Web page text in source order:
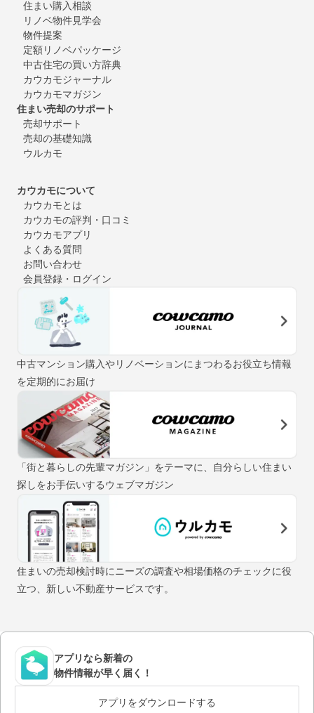
住まい購入相談
リノベ物件見学会
物件提案
定額リノベパッケージ
中古住宅の買い方辞典
カウカモジャーナル
カウカモマガジン
住まい売却のサポート
売却サポート
売却の基礎知識
ウルカモ
カウカモについて
カウカモとは
カウカモの評判・口コミ
カウカモアプリ
よくある質問
お問い合わせ
会員登録・ログイン
中古マンション購入やリノベーションにまつわるお役立ち情報
を定期的にお届け
「街と暮らしの先輩マガジン」をテーマに、自分らしい住まい
探しをお手伝いするウェブマガジン
住まいの売却検討時にニーズの調査や相場価格のチェックに役
立つ、新しい不動産サービスです。
アプリなら新着の
物件情報が早く届く！
アプリをダウンロードする